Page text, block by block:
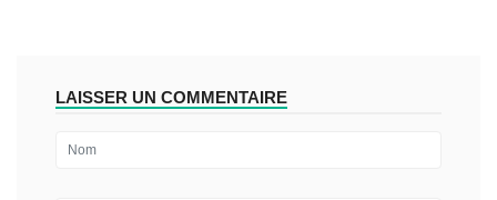
LAISSER UN COMMENTAIRE